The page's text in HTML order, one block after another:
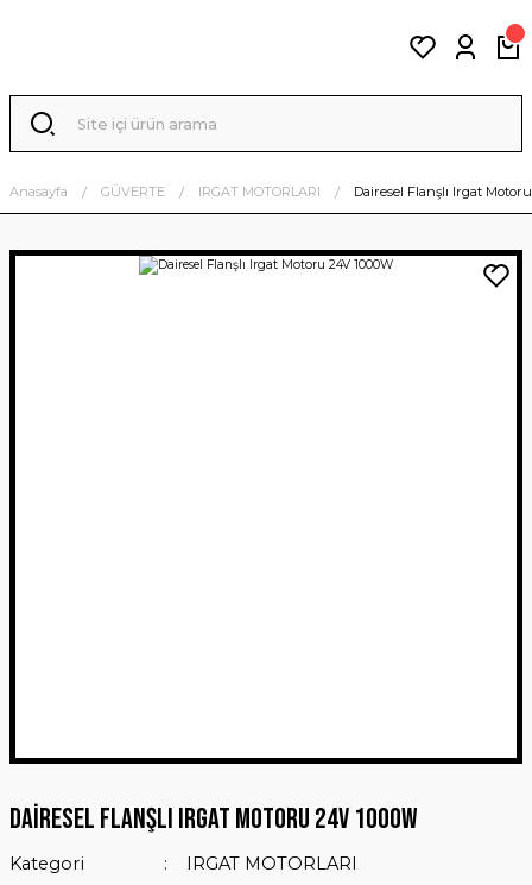
Anasayfa GÜVERTE IRGAT MOTORLARI Dairesel Flanşlı Irgat
Dairesel Flanşlı Irgat Motoru 24V 1000W
Kategori
IRGAT MOTORLARI